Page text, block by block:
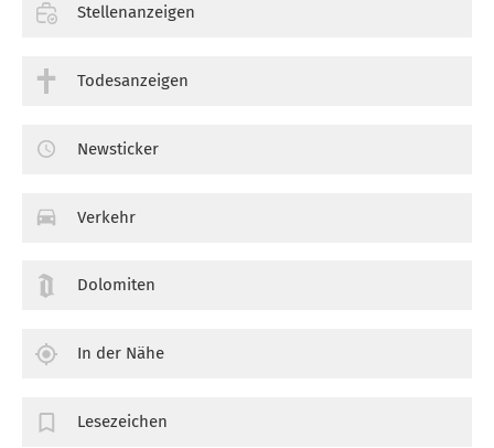
Stellenanzeigen
Todesanzeigen
Newsticker
Verkehr
Dolomiten
In der Nähe
Lesezeichen